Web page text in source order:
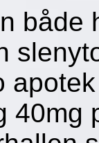
både
40mg